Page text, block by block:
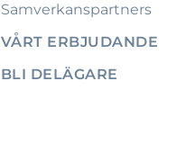
Samverkanspartners
VÅRT ERBJUDANDE
BLI DELÄGARE